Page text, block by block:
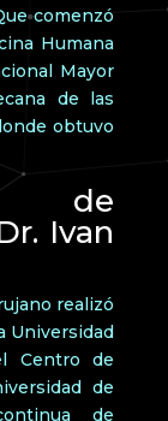
comenzó
Humana
Mayor
de las
obtuvo
de
Ivan
realizó
Universidad
Centro de
de
de